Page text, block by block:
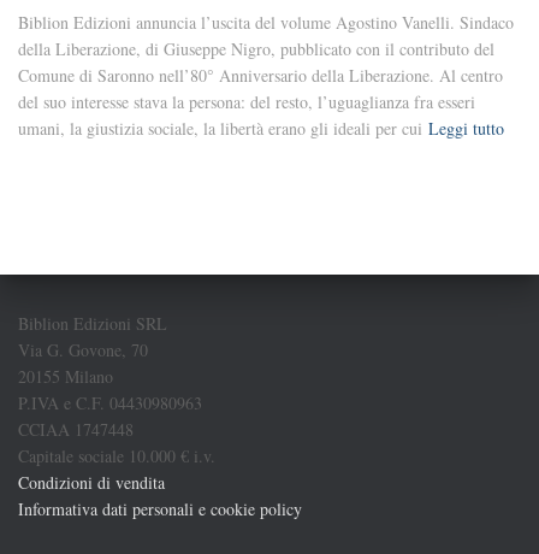
Biblion Edizioni annuncia l’uscita del volume Agostino Vanelli. Sindaco
della Liberazione, di Giuseppe Nigro, pubblicato con il contributo del
Comune di Saronno nell’80° Anniversario della Liberazione. Al centro
del suo interesse stava la persona: del resto, l’uguaglianza fra esseri
umani, la giustizia sociale, la libertà erano gli ideali per cui Leggi tutto
Biblion Edizioni SRL
Via G. Govone, 70
20155 Milano
P.IVA e C.F. 04430980963
CCIAA 1747448
Capitale sociale 10.000 € i.v.
Condizioni di vendita
Informativa dati personali e cookie policy